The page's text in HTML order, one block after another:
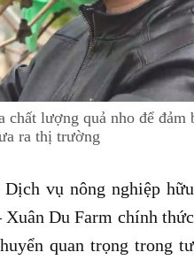
lượng quả nho để đảm
ra thị trường
vụ nông nghiệp hữu
Xuân Du Farm chính thức
quan trọng trong tư